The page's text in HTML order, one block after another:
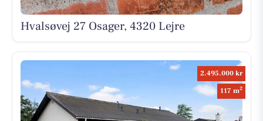
Hvalsøvej 27 Osager, 4320 Lejre
2.495.000 kr
117 m2